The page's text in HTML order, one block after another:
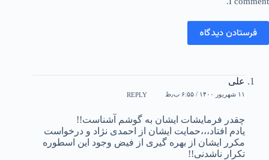
فرستادن دیدگاه
علی
۱۱ شهریور ۱۴۰۰ / ۶:۵۵ ب٫ظ REPLY
چقدر فرمایشات ایشان به گوشم آشناست!!
یادم افتاد،،،حمایت ایشان از احمدی نژاد و درخواست
مکرر ایشان از بهره گیری از فیض وجود این اسطوره
تکرار ناشدنی!!